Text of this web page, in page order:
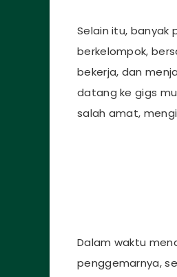
Selain itu, banyak
berkelompok,
bekerja, dan
datang ke gigs
salah amat,
Dalam waktu
penggemarnya,